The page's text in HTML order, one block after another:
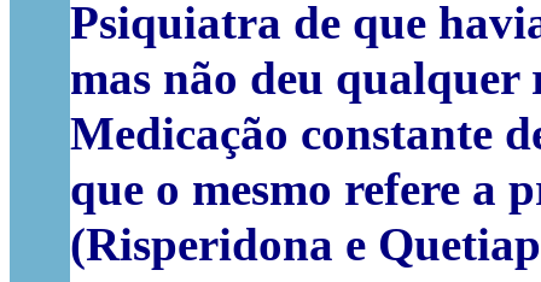
Psiquiatra de que
mas não deu qualquer
Medicação constante
que o mesmo refere a
(Risperidona e